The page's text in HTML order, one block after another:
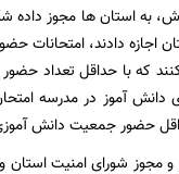
اجازه دادند، امتحانات
کنند که با حداقل
حضور جمعیت دانش
مجوز شورای امنیت